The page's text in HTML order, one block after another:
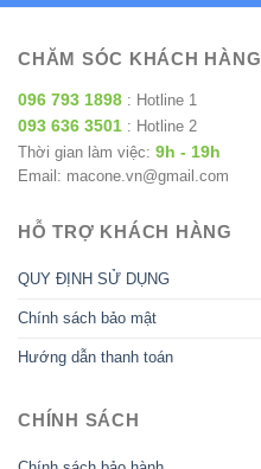
CHĂM SÓC KHÁCH HÀNG
096 793 1898 : Hotline 1
093 636 3501 : Hotline 2
Thời gian làm việc: 9h - 19h
Email: macone.vn@gmail.com
HỖ TRỢ KHÁCH HÀNG
QUY ĐỊNH SỬ DỤNG
Chính sách bảo mật
Hướng dẫn thanh toán
CHÍNH SÁCH